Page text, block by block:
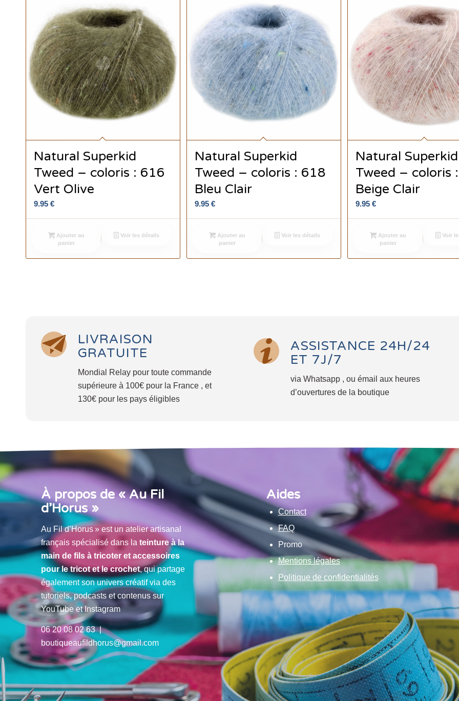
Natural Superkid
Tweed – coloris : 616
Vert Olive
9.95 €
Ajouter au
panier
Voir les détails
Natural Superkid
Tweed – coloris : 618
Bleu Clair
9.95€
Ajouter au
panier
Voir les détails
Natural Superkid
Tweed – coloris
Beige Clair
9.95€
Ajouter au
panier
Voir
LIVRAISON
GRATUITE
Mondial Relay pour toute commande
supérieure à 100€ pour la France , et
130€ pour les pays éligibles
ASSISTANCE 24H/24
ET 7J/7
via Whatsapp , ou émail aux heures
d’ouvertures de la boutique
À propos de « Au Fil
d’Horus »
Au Fil d’Horus » est un atelier artisanal
français spécialisé dans la teinture à la
main de fils à tricoter et accessoires
pour le tricot et le crochet, qui partage
également son univers créatif via des
tutoriels, podcasts et contenus sur
YouTube et Instagram
06 20 08 02 63 |
boutiqueaufildhorus@gmail.com
Aides
Contact
FAQ
Promo
Mentions légales
Politique de confidentialités